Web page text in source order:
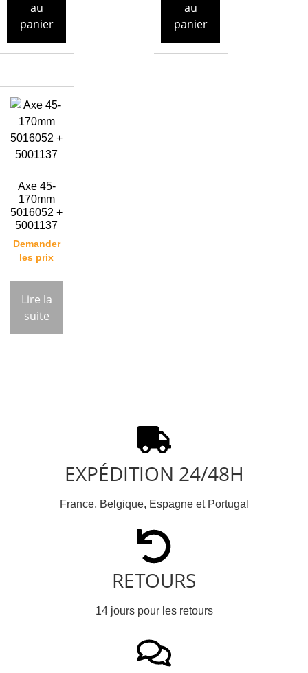
au
panier
au
panier
Axe 45-
170mm
5016052 +
5001137
Demander
les prix
Lire la
suite
EXPÉDITION 24/48H
France, Belgique, Espagne et Portugal
RETOURS
14 jours pour les retours